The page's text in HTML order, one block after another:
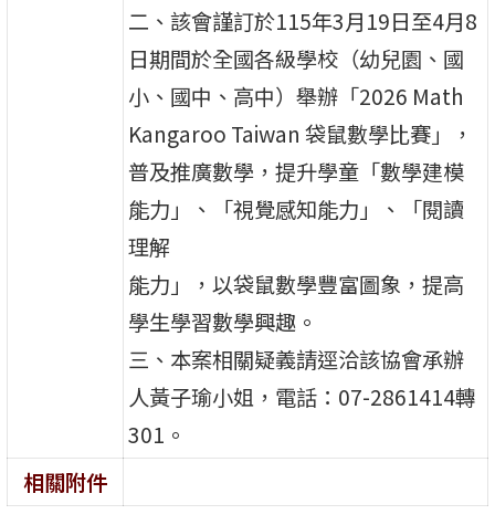
二、該會謹訂於115年3月19日至4月8
日期間於全國各級學校（幼兒園、國
小、國中、高中）舉辦「2026 Math
Kangaroo Taiwan 袋鼠數學比賽」，
普及推廣數學，提升學童「數學建模
能力」、「視覺感知能力」、「閱讀
理解
能力」，以袋鼠數學豐富圖象，提高
學生學習數學興趣。
三、本案相關疑義請逕洽該協會承辦
人黃子瑜小姐，電話：07-2861414轉
301。
相關附件